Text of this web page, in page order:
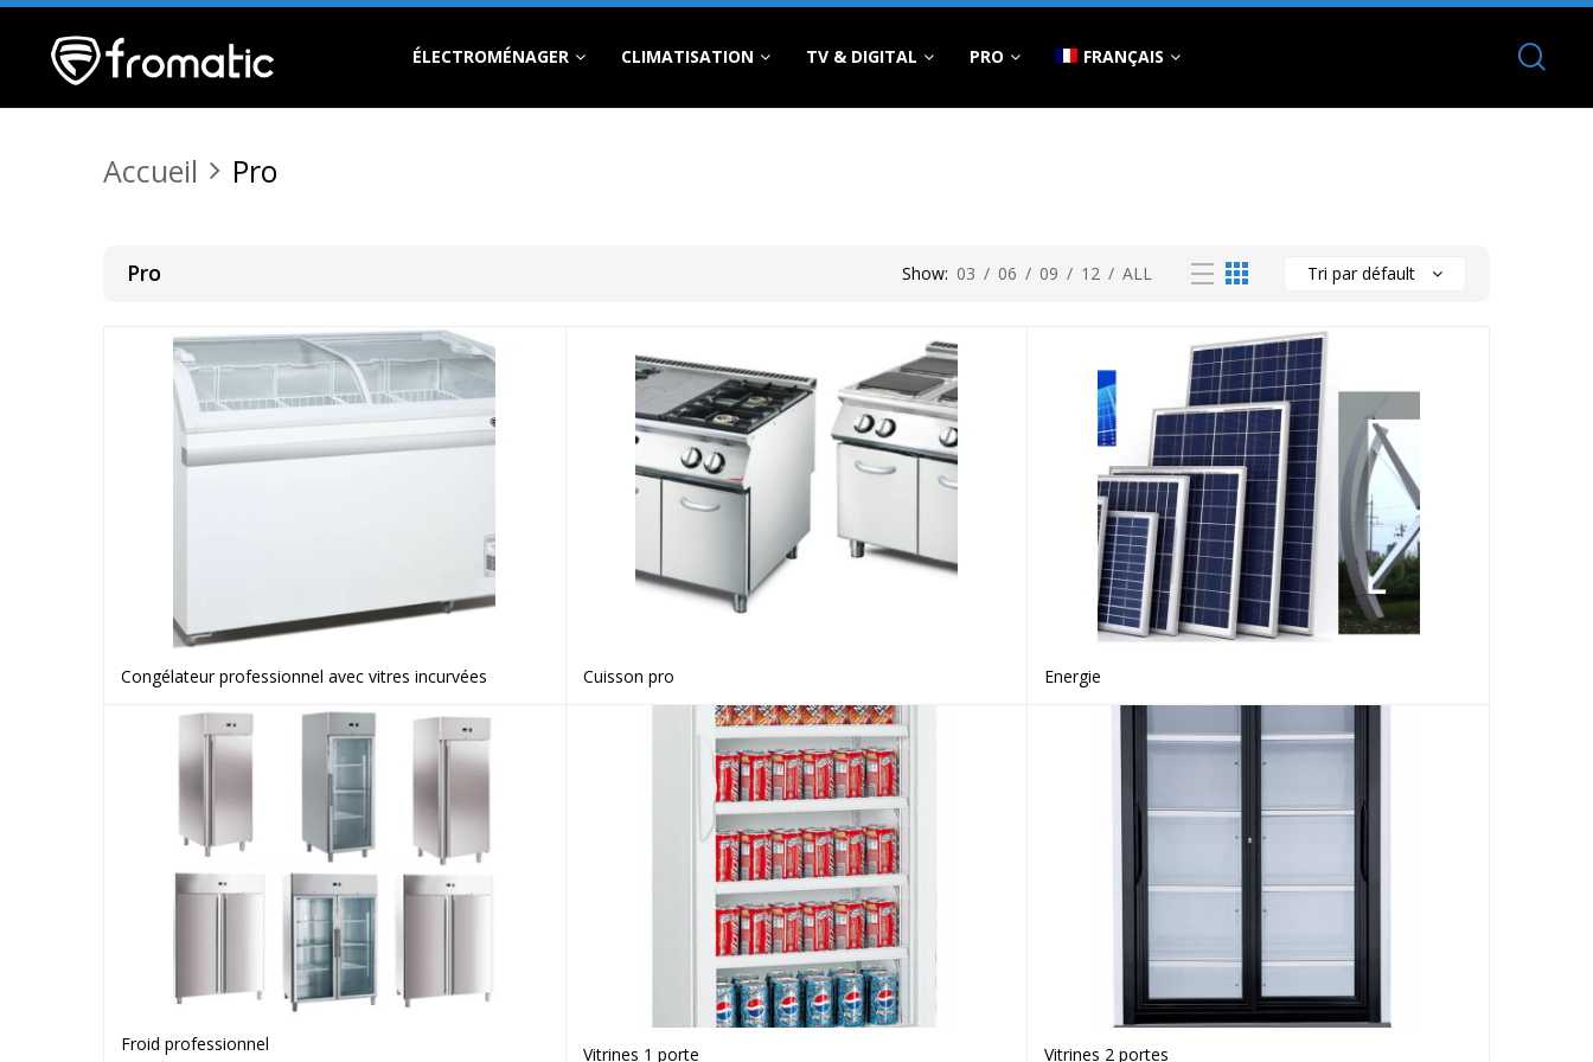
ÉLECTROMÉNAGER CLIMATISATION TV & DIGITAL PRO FRANÇAIS
Accueil Pro
Pro Show: 03 / 06 / 09 / 12 / ALL Tri par défault
Voir le produit
Congélateur professionnel avec vitres incurvées Cuisson pro Energie
Froid professionnel Vitrines 1 porte Vitrines 2 portes